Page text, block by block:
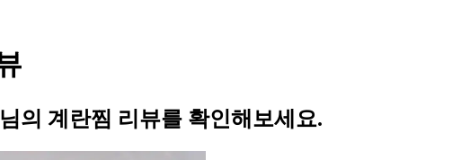
의 계란찜 리뷰를 확인해보세요.